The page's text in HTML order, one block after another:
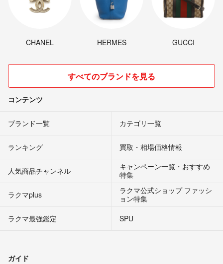
CHANEL HERMES GUCCI
すべてのブランドを見る
コンテンツ
ブランド一覧 カテゴリ一覧
ランキング 買取・相場価格情報
人気商品チャンネル
キャンペーン一覧・おすすめ
特集
ラクマplus
ラクマ公式ショップ ファッシ
ョン特集
ラクマ最強鑑定
SPU
ガイド